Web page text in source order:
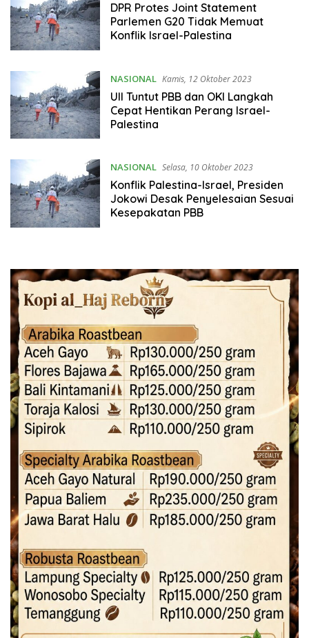
DPR Protes Joint Statement
Parlemen G20 Tidak Memuat
Konflik Israel-Palestina
NASIONAL Kamis, 12 Oktober 2023
UII Tuntut PBB dan OKI Langkah
Cepat Hentikan Perang Israel-
Palestina
NASIONAL Selasa, 10 Oktober 2023
Konflik Palestina-Israel, Presiden
Jokowi Desak Penyelesaian Sesuai
Kesepakatan PBB